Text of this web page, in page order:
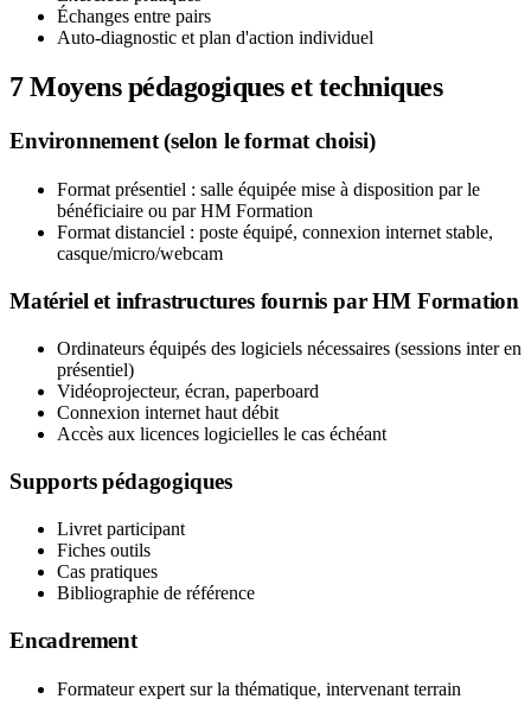
Échanges entre pairs
Auto-diagnostic et plan d'action individuel
7Moyens pédagogiques et techniques
Environnement (selon le format choisi)
Format présentiel : salle équipée mise à disposition par le
bénéficiaire ou par HM Formation
Format distanciel : poste équipé, connexion internet stable,
casque/micro/webcam
Matériel et infrastructures fournis par HM Formation
Ordinateurs équipés des logiciels nécessaires (sessions inter en
présentiel)
Vidéoprojecteur, écran, paperboard
Connexion internet haut débit
Accès aux licences logicielles le cas échéant
Supports pédagogiques
Livret participant
Fiches outils
Cas pratiques
Bibliographie de référence
Encadrement
Formateur expert sur la thématique, intervenant terrain